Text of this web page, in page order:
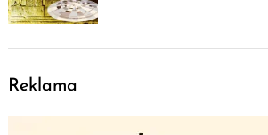
Reklama